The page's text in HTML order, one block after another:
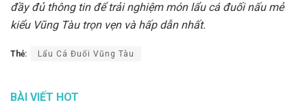
đầy đủ thông tin để trải nghiệm món lẩu cá đuối nấu mẻ
kiểu Vũng Tàu trọn vẹn và hấp dẫn nhất.
Thẻ: Lẩu Cá Đuối Vũng Tàu
BÀI VIẾT HOT